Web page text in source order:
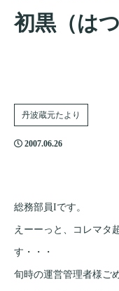
初黒（はつ
丹波蔵元たより
2007.06.26
総務部員Iです。
えーーっと、コレマタ
す・・・
旬時の運営管理者様ご